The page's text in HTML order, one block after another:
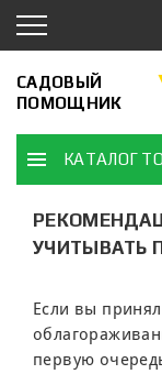
САДОВЫЙ
ПОМОЩНИК
КАТАЛОГ
УЧИТЫВАТЬ
Если вы
первую